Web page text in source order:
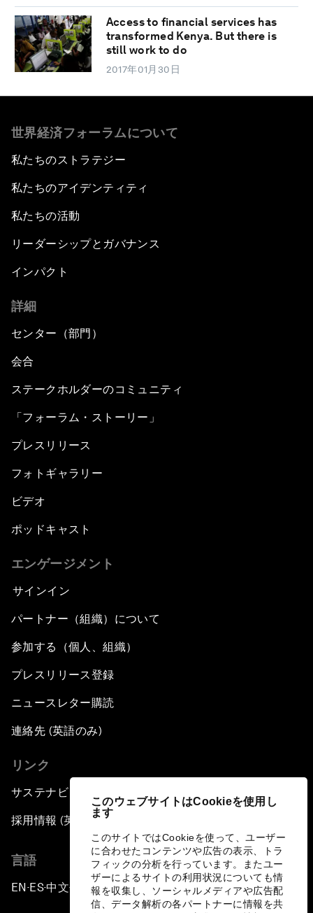
このウェブサイトはCookieを使用し
ます
このサイトではCookieを使って、ユーザー
に合わせたコンテンツや広告の表示、トラ
フィックの分析を行っています。またユー
ザーによるサイトの利用状況についても情
報を収集し、ソーシャルメディアや広告配
信、データ解析の各パートナーに情報を共
Access to financial services has
transformed Kenya. But there is
still work to do
2017年01月30日
世界経済フォーラムについて
私たちのストラテジー
私たちのアイデンティティ
私たちの活動
リーダーシップとガバナンス
インパクト
詳細
センター（部門）
会合
ステークホルダーのコミュニティ
「フォーラム・ストーリー」
プレスリリース
フォトギャラリー
ビデオ
ポッドキャスト
エンゲージメント
サインイン
パートナー（組織）について
参加する（個人、組織）
プレスリリース登録
ニュースレター購読
連絡先 (英語のみ)
リンク
サステナビリティへの取り組み
採用情報 (英語のみ)
言語
EN ▪ES▪中文▪ 日本語